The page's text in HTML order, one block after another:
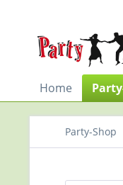
Home
Party-Shop